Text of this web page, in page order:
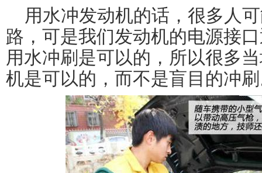
用水冲发动机的话，很多人
路，可是我们发动机的电源接
用水冲刷是可以的，所以很多
机是可以的，而不是盲目的冲